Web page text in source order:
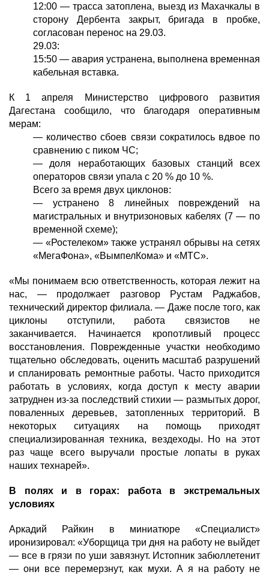
12:00 — трасса затоплена, выезд из Махачкалы в
сторону Дербента закрыт, бригада в пробке,
согласован перенос на 29.03.
29.03:
15:50 — авария устранена, выполнена временная
кабельная вставка.
К 1 апреля Министерство цифрового развития
Дагестана сообщило, что благодаря оперативным
мерам:
— количество сбоев связи сократилось вдвое по
сравнению с пиком ЧС;
— доля неработающих базовых станций всех
операторов связи упала с 20 % до 10 %.
Всего за время двух циклонов:
— устранено 8 линейных повреждений на
магистральных и внутризоновых кабелях (7 — по
временной схеме);
— «Ростелеком» также устранял обрывы на сетях
«МегаФона», «ВымпелКома» и «МТС».
«Мы понимаем всю ответственность, которая лежит на
нас, — продолжает разговор Рустам Раджабов,
технический директор филиала. — Даже после того, как
циклоны отступили, работа связистов не
заканчивается. Начинается кропотливый процесс
восстановления. Поврежденные участки необходимо
тщательно обследовать, оценить масштаб разрушений
и спланировать ремонтные работы. Часто приходится
работать в условиях, когда доступ к месту аварии
затруднен из-за последствий стихии — размытых дорог,
поваленных деревьев, затопленных территорий. В
некоторых ситуациях на помощь приходят
специализированная техника, вездеходы. Но на этот
раз чаще всего выручали простые лопаты в руках
наших технарей».
В полях и в горах: работа в экстремальных
условиях
Аркадий Райкин в миниатюре «Специалист»
иронизировал: «Уборщица три дня на работу не выйдет
— все в грязи по уши завязнут. Истопник забюллетенит
— они все перемерзнут, как мухи. А я на работу не